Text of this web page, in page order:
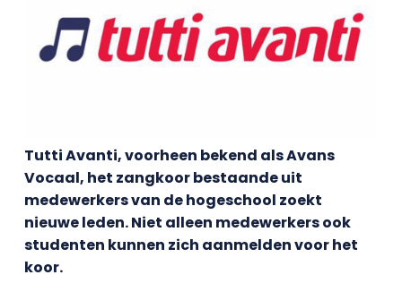
Tutti Avanti, voorheen bekend als Avans
Vocaal, het zangkoor bestaande uit
medewerkers van de hogeschool zoekt
nieuwe leden. Niet alleen medewerkers ook
studenten kunnen zich aanmelden voor het
koor.